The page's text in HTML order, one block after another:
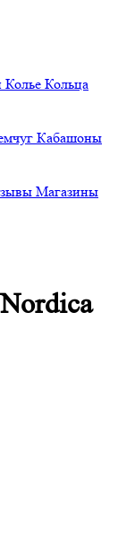
Колье Кольца
Кабашоны
Магазины